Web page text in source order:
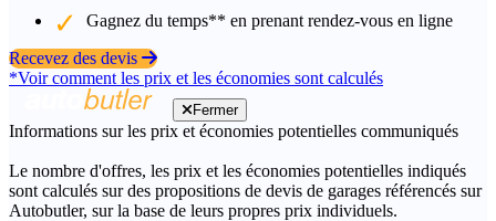
Gagnez du temps** en prenant rendez-vous en ligne
Recevez des devis
*Voir comment les prix et les économies sont calculés
Fermer
Informations sur les prix et économies potentielles communiqués
Le nombre d'offres, les prix et les économies potentielles indiqués
sont calculés sur des propositions de devis de garages référencés sur
Autobutler, sur la base de leurs propres prix individuels.